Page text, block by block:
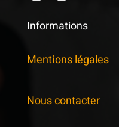
Informations
Mentions légales
Nous contacter